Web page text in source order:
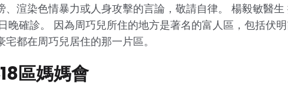
、渲染色情暴力或人身攻擊的言論，敬請自律。 楊毅敏醫
晚確診。 因為周巧兒所住的地方是著名的富人區，包括伏
都在周巧兒居住的那一片區。
區媽媽會